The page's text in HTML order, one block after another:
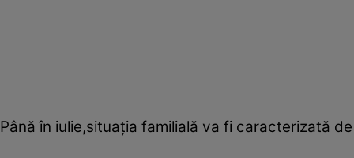
Până în iulie,situaţia familială va fi caracterizată